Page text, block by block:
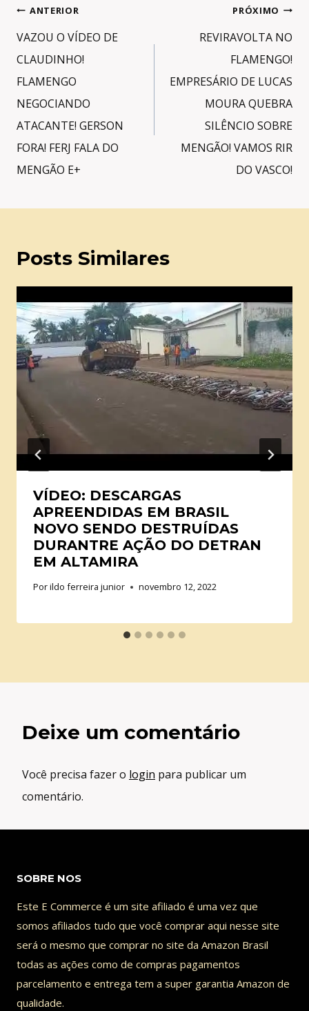
Navegação
de
Post
ANTERIOR
VAZOU O VÍDEO DE
CLAUDINHO!
FLAMENGO
NEGOCIANDO
ATACANTE! GERSON
FORA! FERJ FALA DO
MENGÃO E+
PRÓXIMO
REVIRAVOLTA NO
FLAMENGO!
EMPRESÁRIO DE LUCAS
MOURA QUEBRA
SILÊNCIO SOBRE
MENGÃO! VAMOS RIR
DO VASCO!
Posts Similares
VÍDEO: DESCARGAS
APREENDIDAS EM BRASIL
NOVO SENDO DESTRUÍDAS
DURANTRE AÇÃO DO DETRAN
EM ALTAMIRA
Porildo ferreira junior novembro 12, 2022
Deixe um comentário
Você precisa fazer o login para publicar um
comentário.
SOBRE NOS
Este E Commerce é um site afiliado é uma vez que
somos afiliados tudo que você comprar aqui nesse site
será o mesmo que comprar no site da Amazon Brasil
todas as ações como de compras pagamentos
parcelamento e entrega tem a super garantia Amazon de
qualidade.